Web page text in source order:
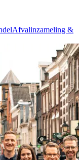
Afvalinzameling &